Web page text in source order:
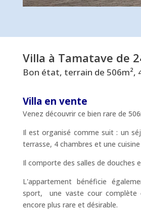
Villa à Tamatave de
Bon état, terrain de 506m²,
Villa en vente
Venez découvrir ce bien rare de
Il est organisé comme suit : un
terrasse, 4 chambres et une
Il comporte des salles de douches
L'appartement bénéficie
sport, une vaste cour complète
encore plus rare et désirable.